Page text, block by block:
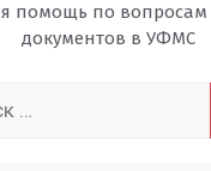
помощь по
документов в УФМС